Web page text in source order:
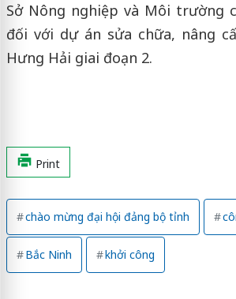
Sở Nông nghiệp và Môi trường
đối với dự án sửa chữa, nâng
Hưng Hải giai đoạn 2.
Print
chào mừng đại hội đảng bộ tỉnh
Bắc Ninh khởi công